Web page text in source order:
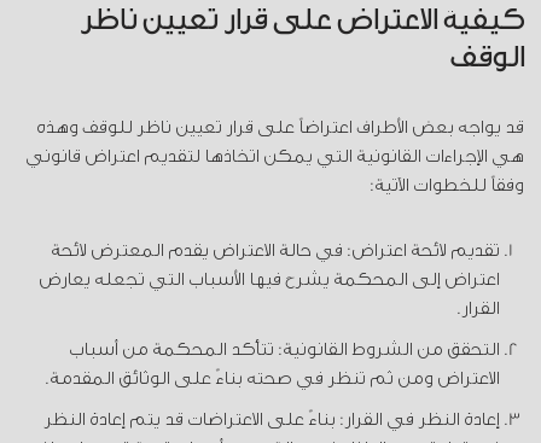
كيفية الاعتراض على قرار تعيين ناظر
الوقف
قد يواجه بعض الأطراف اعتراضاً على قرار تعيين ناظر للوقف وهذه
هي الإجراءات القانونية التي يمكن اتخاذها لتقديم اعتراض قانوني
وفقاً للخطوات الآتية:
تقديم لائحة اعتراض: في حالة الاعتراض يقدم المعترض لائحة
اعتراض إلى المحكمة يشرح فيها الأسباب التي تجعله يعارض
القرار.
التحقق من الشروط القانونية: تتأكد المحكمة من أسباب
الاعتراض ومن ثم تنظر في صحته بناءً على الوثائق المقدمة.
إعادة النظر في القرار: بناءً على الاعتراضات قد يتم إعادة النظر